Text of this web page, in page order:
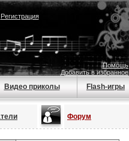
Регистрация
Помощь
Добавить в избранное
Видео приколы Flash-игры
Форум